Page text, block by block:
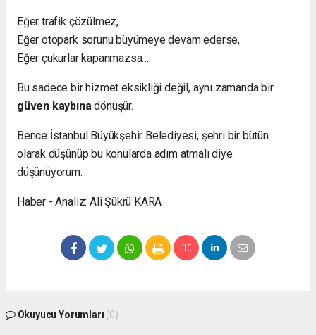
Eğer trafik çözülmez,
Eğer otopark sorunu büyümeye devam ederse,
Eğer çukurlar kapanmazsa…
Bu sadece bir hizmet eksikliği değil, aynı zamanda bir
güven kaybınadönüşür.
Bence İstanbul Büyükşehir Belediyesi, şehri bir bütün
olarak düşünüp bu konularda adım atmalı diye
düşünüyorum.
Haber - Analiz: Ali Şükrü KARA
Okuyucu Yorumları (0)